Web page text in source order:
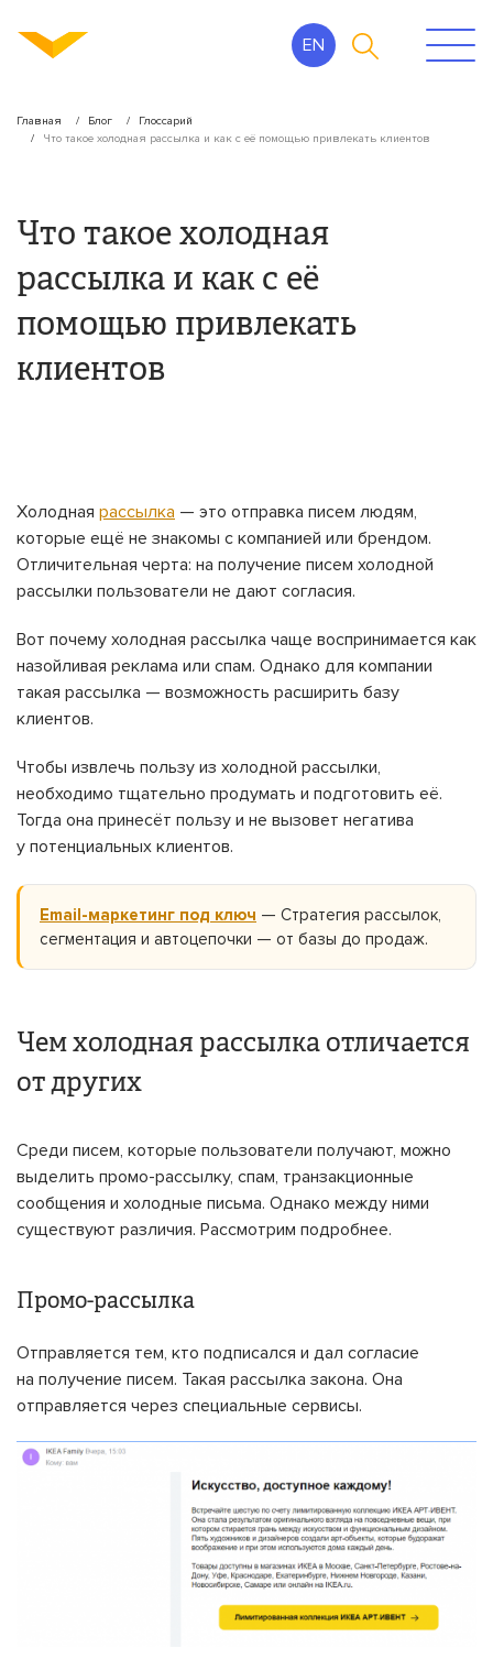
EN
Главная Блог
Глоссарий
Что такое холодная рассылка и как с её помощью привлекать клиентов
Что такое холодная
рассылка и как с её
помощью привлекать
клиентов
Холодная рассылка — это отправка писем людям,
которые ещё не знакомы с компанией или брендом.
Отличительная черта: на получение писем холодной
рассылки пользователи не дают согласия.
Вот почему холодная рассылка чаще воспринимается как
назойливая реклама или спам. Однако для компании
такая рассылка — возможность расширить базу
клиентов.
Чтобы извлечь пользу из холодной рассылки,
необходимо тщательно продумать и подготовить её.
Тогда она принесёт пользу и не вызовет негатива
у потенциальных клиентов.
Email-маркетинг под ключ — Стратегия рассылок,
сегментация и автоцепочки — от базы до продаж.
Чем холодная рассылка отличается
от других
Среди писем, которые пользователи получают, можно
выделить промо-рассылку, спам, транзакционные
сообщения и холодные письма. Однако между ними
существуют различия. Рассмотрим подробнее.
Промо-рассылка
Отправляется тем, кто подписался и дал согласие
на получение писем. Такая рассылка закона. Она
отправляется через специальные сервисы.